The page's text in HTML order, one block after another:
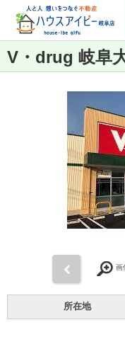
V・drug 岐阜
画
所在地